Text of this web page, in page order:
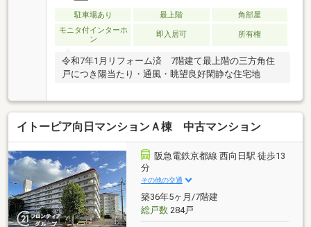
駐車場あり 最上階
角部屋
モニタ付インターホ
ン
即入居可 所有権
令和7年1月リフォーム済 7階建て最上階の三方角住
戸につき陽当たり・通風・眺望良好閑静な住宅地
イトーピア向日マンションＡ棟 中古マンション
阪急電鉄京都線 西向日駅 徒歩13
分
その他の交通
築36年5ヶ月/7階建
総戸数284戸